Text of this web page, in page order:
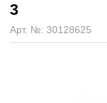
3
Арт. №: 30128625